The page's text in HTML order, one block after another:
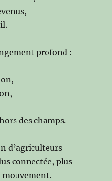
profond :
des champs.
d’agriculteurs —
connectée, plus